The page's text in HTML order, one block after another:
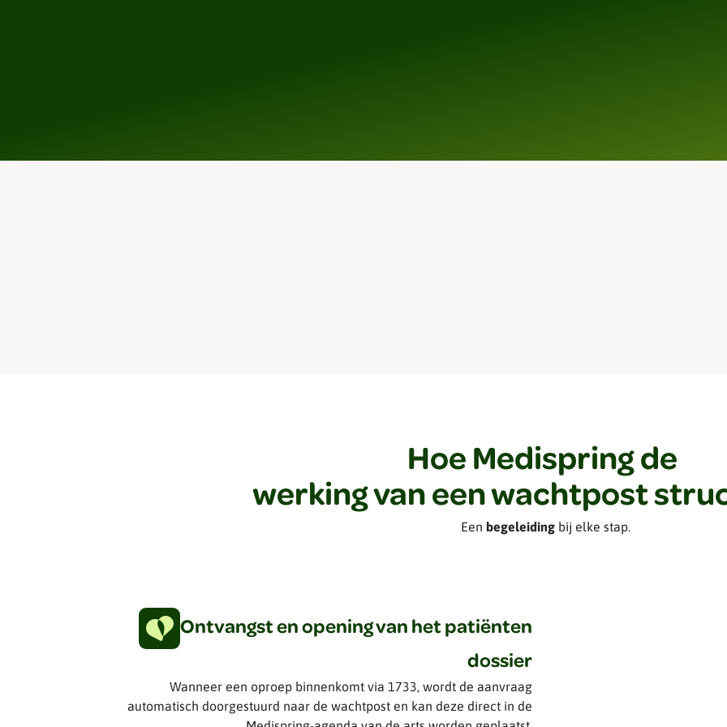
Hoe Medispring de
werking van een wachtpost
Een begeleidingbij elke stap.
Ontvangst en opening van het patiënten
dossier
Wanneer een oproep binnenkomt via 1733, wordt de aanvraag
automatisch doorgestuurd naar de wachtpost en kan deze direct in de